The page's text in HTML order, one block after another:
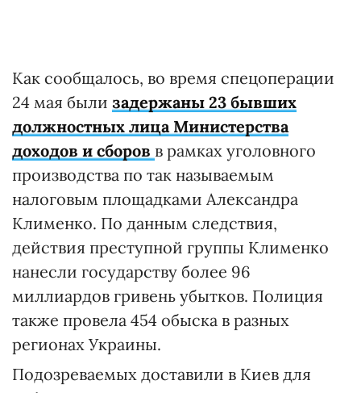
Как сообщалось, во время спецоперации
24 мая были задержаны 23 бывших
должностных лица Министерства
доходов и сборов в рамках уголовного
производства по так называемым
налоговым площадками Александра
Клименко. По данным следствия,
действия преступной группы Клименко
нанесли государству более 96
миллиардов гривень убытков. Полиция
также провела 454 обыска в разных
регионах Украины.
Подозреваемых доставили в Киев для